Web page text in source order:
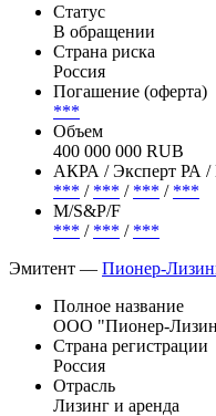
Статус
В обращении
Страна риска
Россия
Погашение (оферта)
***
Объем
400 000 000 RUB
АКРА / Эксперт РА
*** / *** / *** / ***
М/S&P/F
*** / *** / ***
Эмитент — Пионер-
Полное название
ООО "Пионер-
Страна регистрации
Россия
Отрасль
Лизинг и аренда